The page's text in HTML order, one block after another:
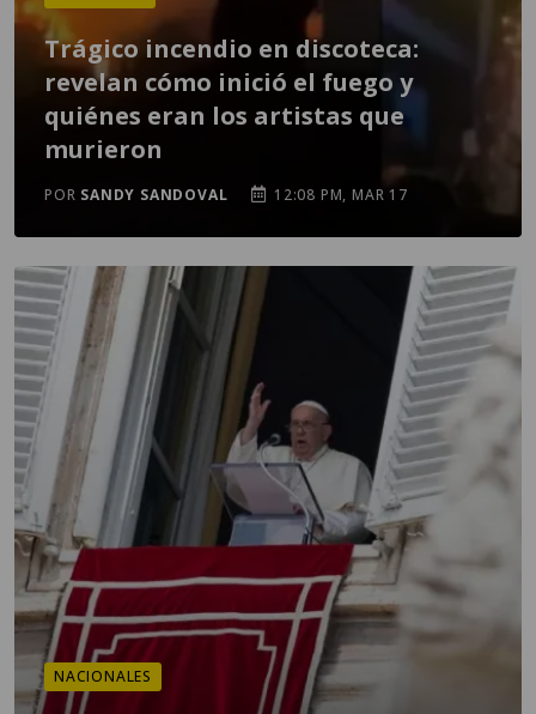
Trágico incendio en discoteca:
revelan cómo inició el fuego y
quiénes eran los artistas que
murieron
POR SANDY SANDOVAL 12:08 PM, MAR 17
NACIONALES